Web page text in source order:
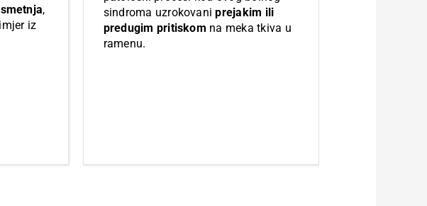
,
iz
sindroma uzrokovaniprejakim ili
predugim pritiskom na meka tkiva u
ramenu.